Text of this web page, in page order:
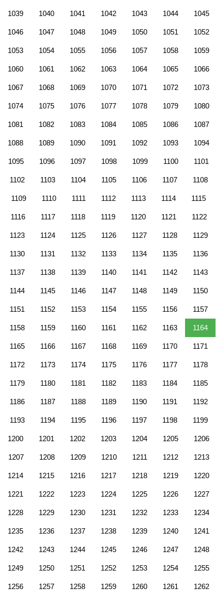
1039 1040 1041 1042 1043 1044 1045
1046 1047 1048 1049 1050 1051 1052
1053 1054 1055 1056 1057 1058 1059
1060 1061 1062 1063 1064 1065 1066
1067 1068 1069 1070 1071 1072 1073
1074 1075 1076 1077 1078 1079 1080
1081 1082 1083 1084 1085 1086 1087
1088 1089 1090 1091 1092 1093 1094
1095 1096 1097 1098 1099 1100 1101
1102 1103 1104 1105 1106 1107 1108
1109 1110 1111 1112 1113 1114 1115
1116 1117 1118 1119 1120 1121 1122
1123 1124 1125 1126 1127 1128 1129
1130 1131 1132 1133 1134 1135 1136
1137 1138 1139 1140 1141 1142 1143
1144 1145 1146 1147 1148 1149 1150
1151 1152 1153 1154 1155 1156 1157
1158 1159 1160 1161 1162 1163 1164
1165 1166 1167 1168 1169 1170 1171
1172 1173 1174 1175 1176 1177 1178
1179 1180 1181 1182 1183 1184 1185
1186 1187 1188 1189 1190 1191 1192
1193 1194 1195 1196 1197 1198 1199
1200 1201 1202 1203 1204 1205 1206
1207 1208 1209 1210 1211 1212 1213
1214 1215 1216 1217 1218 1219 1220
1221 1222 1223 1224 1225 1226 1227
1228 1229 1230 1231 1232 1233 1234
1235 1236 1237 1238 1239 1240 1241
1242 1243 1244 1245 1246 1247 1248
1249 1250 1251 1252 1253 1254 1255
1256 1257 1258 1259 1260 1261 1262